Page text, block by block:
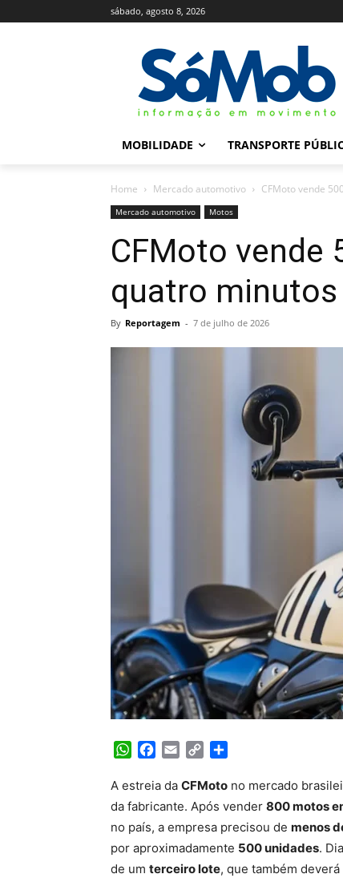
sábado, agosto 8, 2026
MOBILIDADE TRANSPORTE
Home Mercado automotivo CFMoto vende
Mercado automotivo Motos
CFMoto vende
quatro minutos
By Reportagem - 7 de julho de 2026
WhatsApp
Facebook
Email Copy
A estreia da CFMoto no mercado
da fabricante. Após vender 800 motos
no país, a empresa precisou de menos
por aproximadamente 500 unidades.
de um terceiro lote, que também